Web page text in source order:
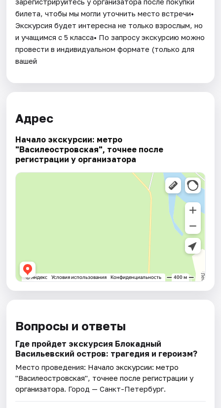
билета, чтобы мы могли уточнить место встречи•
Экскурсия будет интересна не только взрослым, но
и учащимся с 5 класса• По запросу экскурсию можно
провести в индивидуальном формате (только для
вашей
Адрес
Начало экскурсии: метро
"Василеостровская", точнее после
регистрации у организатора
Вопросы и ответы
Где пройдет экскурсия Блокадный
Васильевский остров: трагедия и героизм?
Место проведения: Начало экскурсии: метро
"Василеостровская", точнее после регистрации у
организатора. Город — Санкт-Петербург.